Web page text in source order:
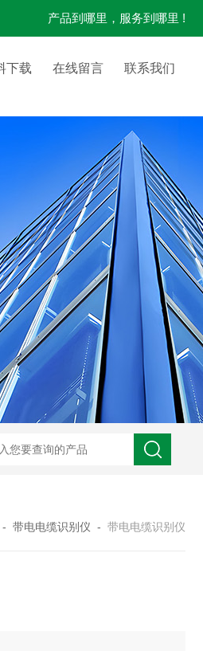
产品到哪里，服务到哪里 !
下载 在线留言 联系我们
- 带电电缆识别仪 - 带电电缆识别仪